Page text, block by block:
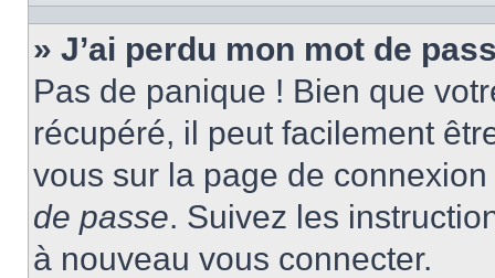
» J’ai perdu mon mot de
Pas de panique ! Bien que
récupéré, il peut facilement
vous sur la page de
de passe. Suivez les
à nouveau vous connecter.